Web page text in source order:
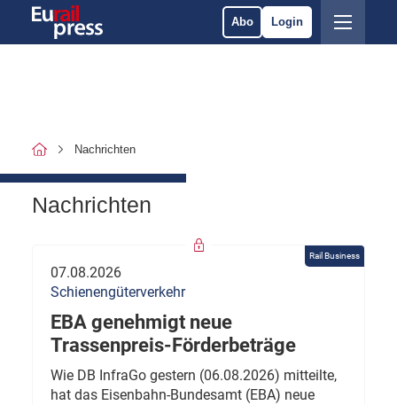
Abo Login
Nachrichten
Nachrichten
Rail Business
07.08.2026
Schienengüterverkehr
EBA genehmigt neue
Trassenpreis-Förderbeträge
Wie DB InfraGo gestern (06.08.2026) mitteilte,
hat das Eisenbahn-Bundesamt (EBA) neue